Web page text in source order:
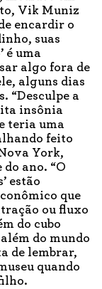
Vik Muniz
encardir o
suas
é uma
algo fora de
alguns dias
“Desculpe a
insônia
teria uma
feito
York,
ano. “O
estão
que
ou fluxo
do cubo
do mundo
de lembrar,
quando